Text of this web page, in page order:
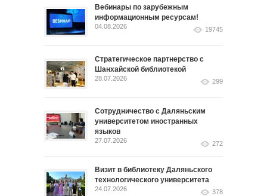
Вебинары по зарубежным
информационным ресурсам!
04.08.2026 19745
Стратегическое партнерство с
Шанхайской библиотекой
28.07.2026 299
Сотрудничество с Даляньским
университетом иностранных
языков
27.07.2026 272
Визит в библиотеку Даляньского
технологического университета
24.07.2026 378